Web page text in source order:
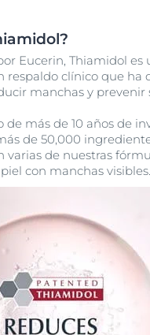
Eucerin, Thiamidol
respaldo clínico que ha
manchas y prevenir
de más de 10 años de
de 50,000
varias de nuestras
con manchas visibles.